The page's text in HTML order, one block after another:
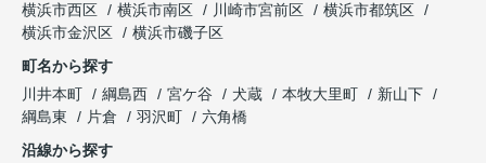
横浜市西区
横浜市南区 川崎市宮前区
横浜市都筑区
横浜市金沢区
横浜市磯子区
町名から探す
川井本町
綱島西 宮ケ谷 犬蔵 本牧大里町
新山下
綱島東
片倉 羽沢町
六角橋
沿線から探す